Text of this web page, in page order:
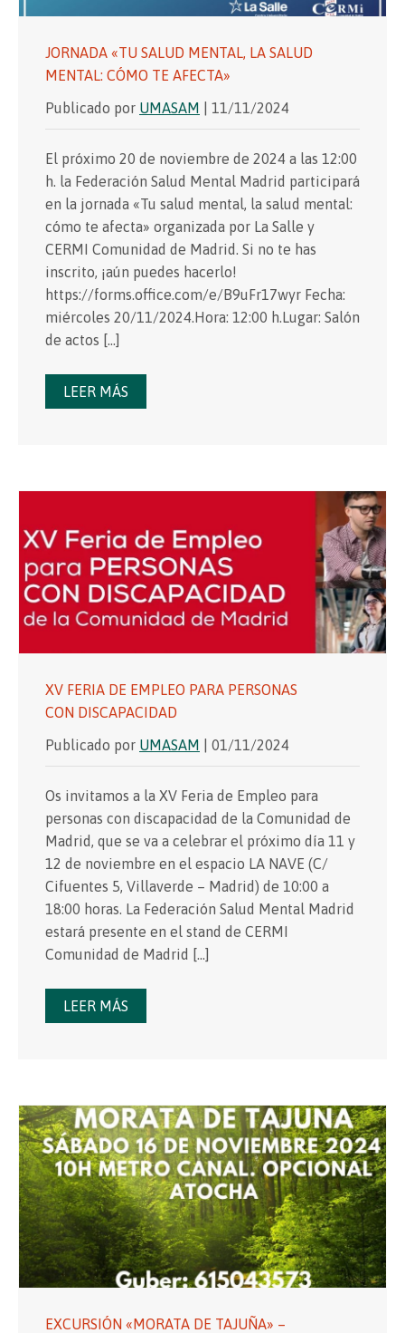
JORNADA «TU SALUD MENTAL, LA SALUD
MENTAL: CÓMO TE AFECTA»
Publicado por UMASAM | 11/11/2024
El próximo 20 de noviembre de 2024 a las 12:00
h. la Federación Salud Mental Madrid participará
en la jornada «Tu salud mental, la salud mental:
cómo te afecta» organizada por La Salle y
CERMI Comunidad de Madrid. Si no te has
inscrito, ¡aún puedes hacerlo!
https://forms.office.com/e/B9uFr17wyr Fecha:
miércoles 20/11/2024.Hora: 12:00 h.Lugar: Salón
de actos […]
LEER MÁS
XV FERIA DE EMPLEO PARA PERSONAS
CON DISCAPACIDAD
Publicado por UMASAM | 01/11/2024
Os invitamos a la XV Feria de Empleo para
personas con discapacidad de la Comunidad de
Madrid, que se va a celebrar el próximo día 11 y
12 de noviembre en el espacio LA NAVE (C/
Cifuentes 5, Villaverde – Madrid) de 10:00 a
18:00 horas. La Federación Salud Mental Madrid
estará presente en el stand de CERMI
Comunidad de Madrid […]
LEER MÁS
EXCURSIÓN «MORATA DE TAJUÑA» –